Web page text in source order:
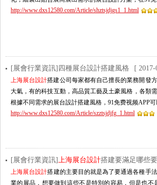
http://www.dxs12580.com/Article/shztsjdjgs1_1.html
[展會行業資訊]四種展台設計搭建風格 [
上海展台設計搭建公司每家都有自己擅長的業務開發方
大氣，有的科技互動，高品質工藝及土豪風格，各
根據不同需求的展台設計搭建風格，91免费视频APP
http://www.dxs12580.com/Article/szztsjdjfg_1.html
[展會行業資訊]上海展台設計搭建要滿足哪些
上海展台設計搭建的主要目的就是為了要通過各種手法
業的展品，想要做到這些不是特別的容易，但是也不